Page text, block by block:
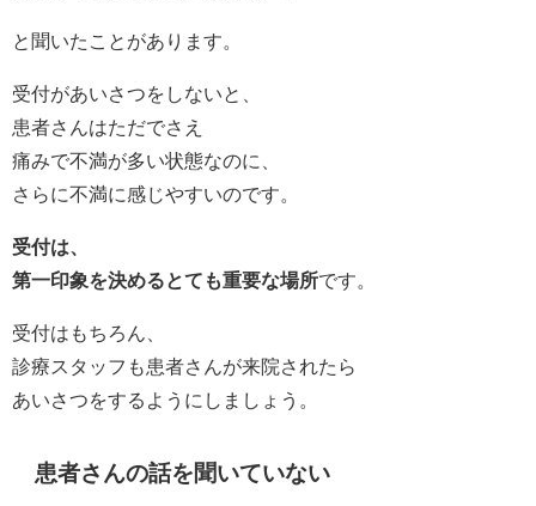
と聞いたことがあります。
受付があいさつをしないと、
患者さんはただでさえ
痛みで不満が多い状態なのに、
さらに不満に感じやすいのです。
受付は、
第一印象を決めるとても重要な場所です。
受付はもちろん、
診療スタッフも患者さんが来院されたら
あいさつをするようにしましょう。
患者さんの話を聞いていない